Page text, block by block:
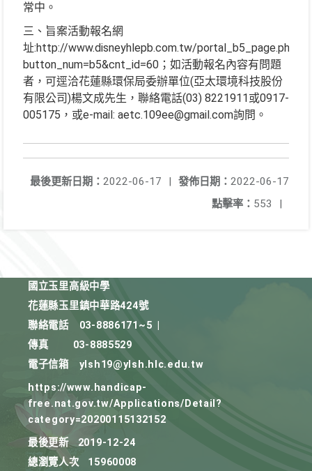
常中。
三、旨案活動報名網
址:http://www.disneyhlepb.com.tw/portal_b5_page.php?
button_num=b5&cnt_id=60；如活動報名內容有問題
者，可逕洽花蓮縣環保局委辦單位(亞太環境科技股份
有限公司)楊文成先生，聯絡電話(03) 8221911或0917-
005175，或e-mail: aetc.109ee@gmail.com詢問。
發佈日期： 2022-06-17
最後更新日期： 2022-06-17
|
點擊率： 553 |
國立玉里高級中學
花蓮縣玉里鎮中華路424號
聯絡電話
03-8886171~5
傳真
03-8885529
電子信箱
ylsh19@ylsh.hlc.edu.tw
https://www.handicap-
free.nat.gov.tw/Applications/Detail?
category=20200115132152
最後更新
2019-12-24
總瀏覽人次
15960008